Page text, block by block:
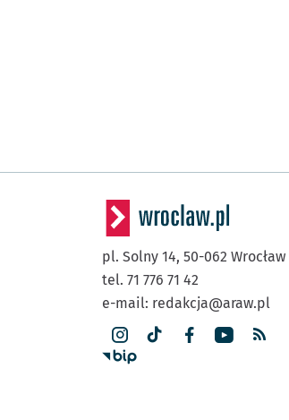
pl. Solny 14, 50-062 Wrocław
tel. 71 776 71 42
e-mail: redakcja@araw.pl